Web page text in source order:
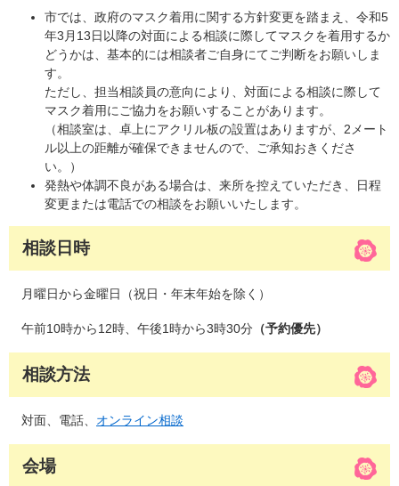
市では、政府のマスク着用に関する方針変更を踏まえ、令和5
年3月13日以降の対面による相談に際してマスクを着用するか
どうかは、基本的には相談者ご自身にてご判断をお願いしま
す。
ただし、担当相談員の意向により、対面による相談に際して
マスク着用にご協力をお願いすることがあります。
（相談室は、卓上にアクリル板の設置はありますが、2メート
ル以上の距離が確保できませんので、ご承知おきくださ
い。）
発熱や体調不良がある場合は、来所を控えていただき、日程
変更または電話での相談をお願いいたします。
相談日時
月曜日から金曜日（祝日・年末年始を除く）
午前10時から12時、午後1時から3時30分 （予約優先）
相談方法
対面、電話、 オンライン相談
会場